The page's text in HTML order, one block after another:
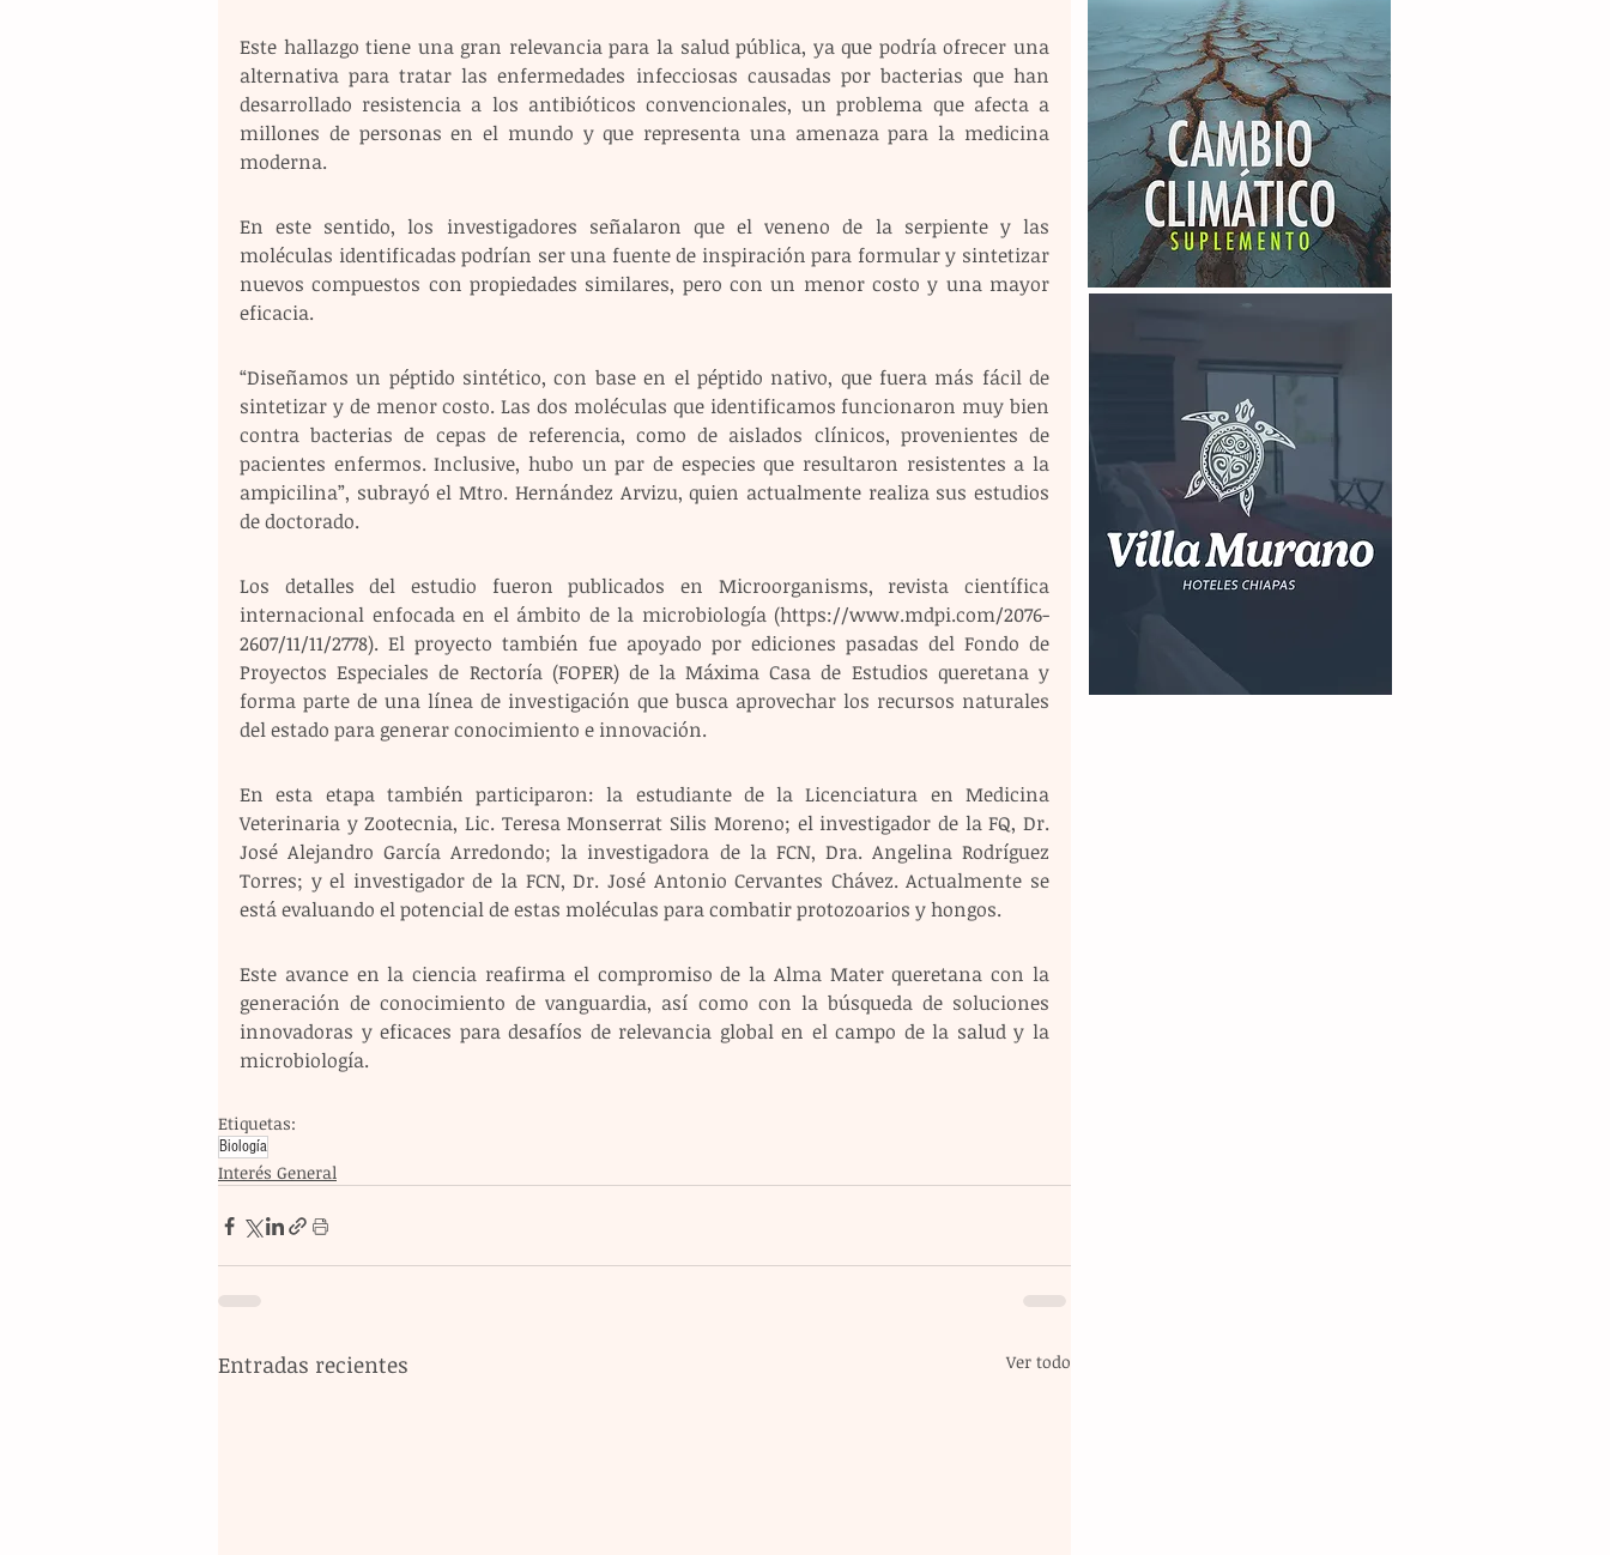
Este hallazgo tiene una gran relevancia para la salud pública, ya que podría ofrecer una
alternativa para tratar las enfermedades infecciosas causadas por bacterias que han
desarrollado resistencia a los antibióticos convencionales, un problema que afecta a
millones de personas en el mundo y que representa una amenaza para la medicina
moderna.
En este sentido, los investigadores señalaron que el veneno de la serpiente y las
moléculas identificadas podrían ser una fuente de inspiración para formular y sintetizar
nuevos compuestos con propiedades similares, pero con un menor costo y una mayor
eficacia.
“Diseñamos un péptido sintético, con base en el péptido nativo, que fuera más fácil de
sintetizar y de menor costo. Las dos moléculas que identificamos funcionaron muy bien
contra bacterias de cepas de referencia, como de aislados clínicos, provenientes de
pacientes enfermos. Inclusive, hubo un par de especies que resultaron resistentes a la
ampicilina”, subrayó el Mtro. Hernández Arvizu, quien actualmente realiza sus estudios
de doctorado.
Los detalles del estudio fueron publicados en Microorganisms, revista científica
internacional enfocada en el ámbito de la microbiología (https://www.mdpi.com/2076-
2607/11/11/2778). El proyecto también fue apoyado por ediciones pasadas del Fondo de
Proyectos Especiales de Rectoría (FOPER) de la Máxima Casa de Estudios queretana y
forma parte de una línea de investigación que busca aprovechar los recursos naturales
del estado para generar conocimiento e innovación.
En esta etapa también participaron: la estudiante de la Licenciatura en Medicina
Veterinaria y Zootecnia, Lic. Teresa Monserrat Silis Moreno; el investigador de la FQ, Dr.
José Alejandro García Arredondo; la investigadora de la FCN, Dra. Angelina Rodríguez
Torres; y el investigador de la FCN, Dr. José Antonio Cervantes Chávez. Actualmente se
está evaluando el potencial de estas moléculas para combatir protozoarios y hongos.
Este avance en la ciencia reafirma el compromiso de la Alma Mater queretana con la
generación de conocimiento de vanguardia, así como con la búsqueda de soluciones
innovadoras y eficaces para desafíos de relevancia global en el campo de la salud y la
microbiología.
Etiquetas:
Biología
Interés General
Entradas recientes Ver todo